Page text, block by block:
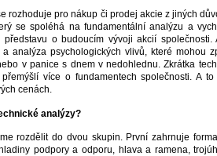
rozhoduje pro nákup či prodej akcie z jiných
se spoléhá na fundamentální analýzu a
o budoucím vývoji akcií společnosti.
analýza psychologických vlivů, které mohou
v panice s dnem v nedohlednu. Zkrátka
více o fundamentech společnosti. A
cenách.
analýzy?
rozdělit do dvou skupin. První zahrnuje
podpory a odporu, hlava a ramena,